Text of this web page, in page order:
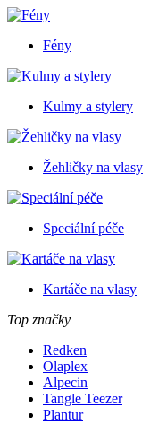
Fény
Kulmy a stylery
Žehličky na vlasy
Speciální péče
Kartáče na vlasy
Top značky
Redken
Olaplex
Alpecin
Tangle Teezer
Plantur